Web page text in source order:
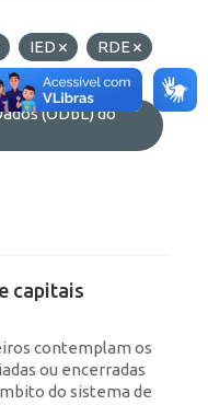
IED
RDE
(ODbL) do
capitais
contemplam os
ou encerradas
do sistema de